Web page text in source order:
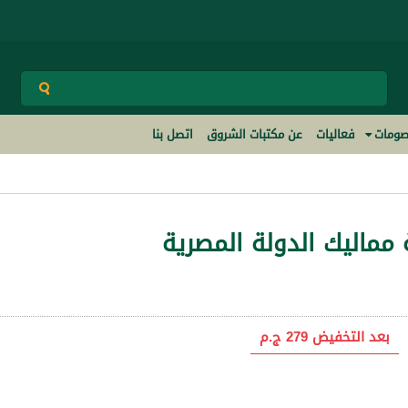
فعاليات عن مكتبات الشروق اتصل بنا
مماليك الدولة المصرية
بعد التخفيض 279 ج.م